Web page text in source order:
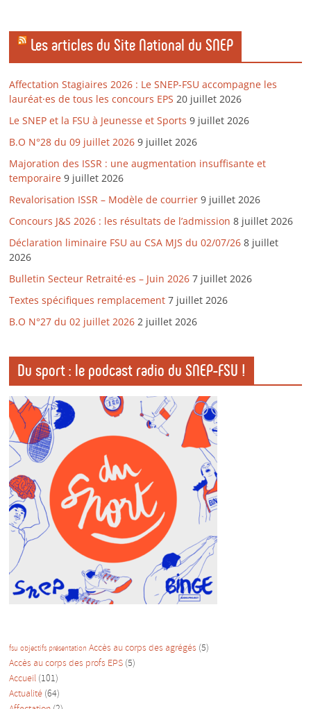
Les articles du Site National du SNEP
Affectation Stagiaires 2026 : Le SNEP-FSU accompagne les
lauréat·es de tous les concours EPS 20 juillet 2026
Le SNEP et la FSU à Jeunesse et Sports 9 juillet 2026
B.O N°28 du 09 juillet 2026 9 juillet 2026
Majoration des ISSR : une augmentation insuffisante et
temporaire 9 juillet 2026
Revalorisation ISSR – Modèle de courrier 9 juillet 2026
Concours J&S 2026 : les résultats de l’admission 8 juillet 2026
Déclaration liminaire FSU au CSA MJS du 02/07/26 8 juillet
2026
Bulletin Secteur Retraité·es – Juin 2026 7 juillet 2026
Textes spécifiques remplacement 7 juillet 2026
B.O N°27 du 02 juillet 2026 2 juillet 2026
Du sport : le podcast radio du SNEP-FSU !
fsu objectifs présentation Accès au corps des agrégés (5)
Accès au corps des profs EPS (5)
Accueil (101)
Actualité (64)